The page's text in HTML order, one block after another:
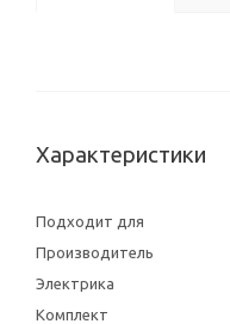
Характеристики
Подходит для
Производитель
Электрика
Комплект